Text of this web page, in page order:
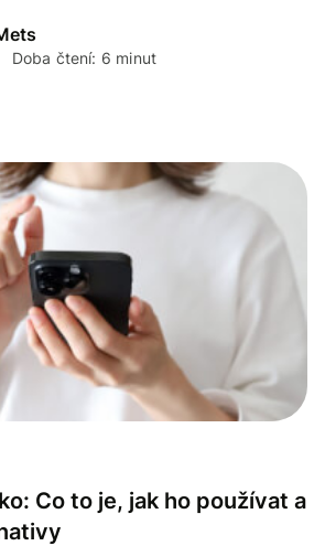
Doba čtení: 6 minut
Co to je, jak ho používat a